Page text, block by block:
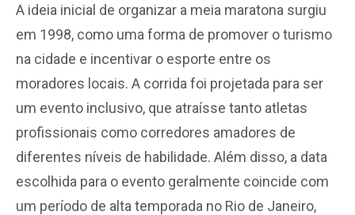
A ideia inicial de organizar a meia maratona surgiu
em 1998, como uma forma de promover o turismo
na cidade e incentivar o esporte entre os
moradores locais. A corrida foi projetada para ser
um evento inclusivo, que atraísse tanto atletas
profissionais como corredores amadores de
diferentes níveis de habilidade. Além disso, a data
escolhida para o evento geralmente coincide com
um período de alta temporada no Rio de Janeiro,